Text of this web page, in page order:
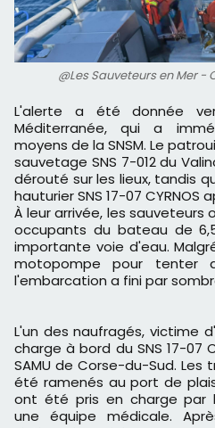
@Les Sauveteurs en Mer -
L'alerte a été donnée vers 17 h 40 au CROSS
Méditerranée, qui a
moyens de la SNSM. Le
sauvetage SNS 7-012 du
dérouté sur les lieux, tandis
hauturier SNS 17-07 CYRNOS
À leur arrivée, les sauveteurs
occupants du bateau de
importante voie d'eau.
motopompe pour tenter
l'embarcation a fini par
L'un des naufragés, victime
charge à bord du SNS 17-07
SAMU de Corse-du-Sud.
été ramenés au port de
ont été pris en charge par
une équipe médicale.